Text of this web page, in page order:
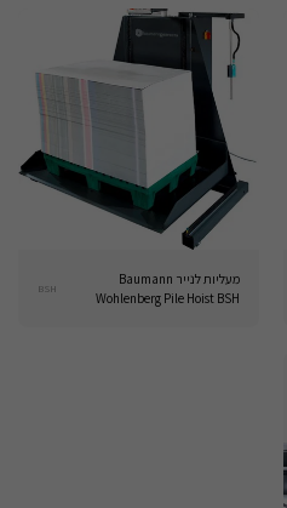
מעליות לנייר Baumann
Wohlenberg Pile Hoist BSH
BSH